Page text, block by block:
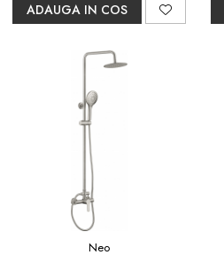
ADAUGA IN COS
Neo